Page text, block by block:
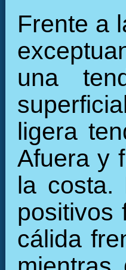
Frente a
una
ligera
Afuera y
la costa.
positivos
cálida